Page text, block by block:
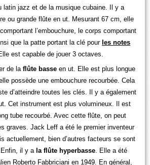
latin jazz et de la musique cubaine. Il y a
ou grande flûte en ut. Mesurant 67 cm, elle
l’embouchure, le corps comportant
que la patte portant la clé pour les notes
est capable de jouer 3 octaves.
de laflûte basse en ut. Elle est plus longue
possède une embouchure recourbée. Cela
d’atteindre toutes les clés. Il y a également
Cet instrument est plus volumineux. Il est
tube recourbé. Avec cette flûte, on peut
graves. Jack Leff a été le premier inventeur
actuellement, bien d’autres facteurs se sont
Enfin, il y a la flûte hyperbasse. Elle a été
Roberto Fabbriciani en 1949. En général,